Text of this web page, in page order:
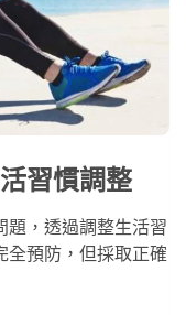
習慣調整
題，透過調整生活習
全預防，但採取正確